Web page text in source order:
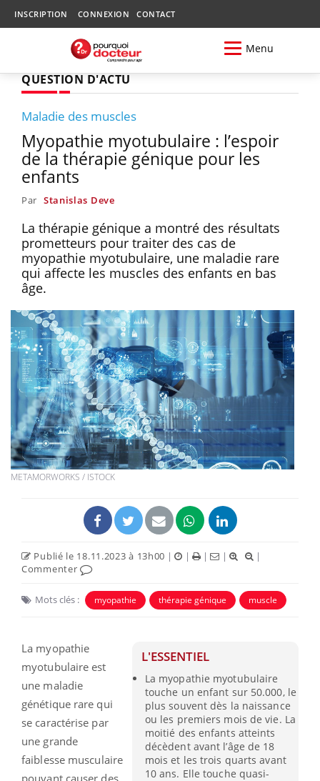
INSCRIPTION CONNEXION CONTACT
Menu
QUESTION D'ACTU
Maladie des muscles
Myopathie myotubulaire : l’espoir
de la thérapie génique pour les
enfants
Par Stanislas Deve
La thérapie génique a montré des résultats
prometteurs pour traiter des cas de
myopathie myotubulaire, une maladie rare
qui affecte les muscles des enfants en bas
âge.
METAMORWORKS / ISTOCK
Publié le 18.11.2023 à 13h00 | | | |
|
Commenter
Mots clés : myopathie thérapie génique muscle
L'ESSENTIEL
La myopathie myotubulaire
touche un enfant sur 50.000, le
plus souvent dès la naissance
ou les premiers mois de vie. La
moitié des enfants atteints
décèdent avant l’âge de 18
mois et les trois quarts avant
10 ans. Elle touche quasi-
La myopathie
myotubulaire est
une maladie
génétique rare qui
se caractérise par
une grande
faiblesse musculaire